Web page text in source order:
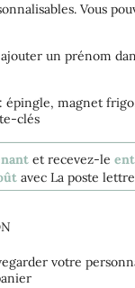
Vous
un prénom
épingle, magnet
clés
et recevez-le
avec La poste
votre